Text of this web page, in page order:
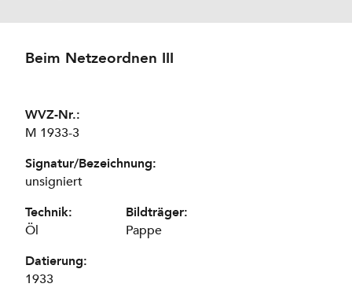
Beim Netzeordnen III
WVZ-Nr.:
M 1933-3
Signatur/Bezeichnung:
unsigniert
Technik:
Öl
Bildträger:
Pappe
Datierung:
1933